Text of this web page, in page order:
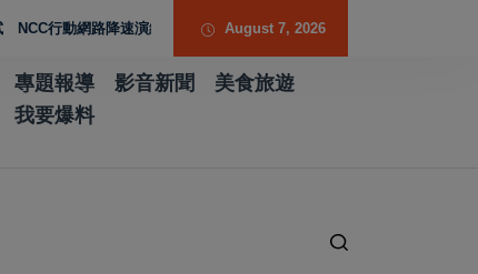
路降速演練驗證國家通訊防護能力 台南水土保持服務團提升專業能
August 7, 2026
專題報導 影音新聞
美食旅遊
我要爆料